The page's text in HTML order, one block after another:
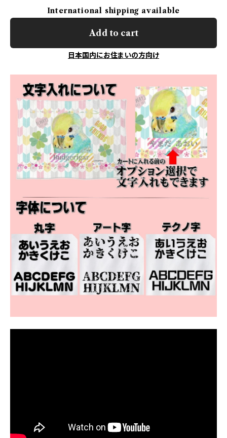
International shipping available
Add to cart
日本国内にお住まいの方向け